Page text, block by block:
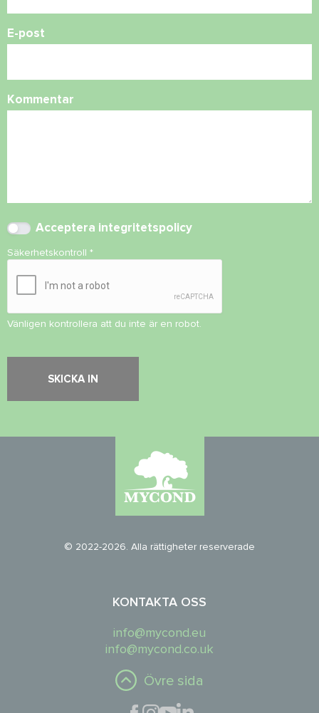
E-post
Kommentar
Acceptera integritetspolicy
Säkerhetskontroll *
Vänligen kontrollera att du inte är en robot.
© 2022-2026. Alla rättigheter reserverade
KONTAKTA OSS
info@mycond.eu
info@mycond.co.uk
Övre sida